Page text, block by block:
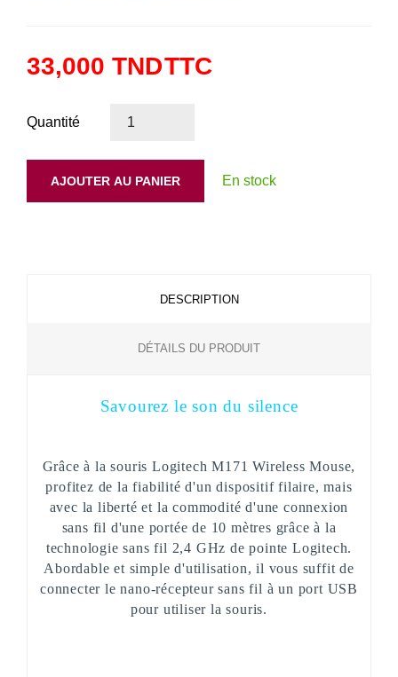
33,000 TNDTTC
Quantité
AJOUTER AU PANIER En stock
DESCRIPTION
DÉTAILS DU PRODUIT
Savourez le son du silence
Grâce à la souris Logitech M171 Wireless Mouse,
profitez de la fiabilité d'un dispositif filaire, mais
avec la liberté et la commodité d'une connexion
sans fil d'une portée de 10 mètres grâce à la
technologie sans fil 2,4 GHz de pointe Logitech.
Abordable et simple d'utilisation, il vous suffit de
connecter le nano-récepteur sans fil à un port USB
pour utiliser la souris.